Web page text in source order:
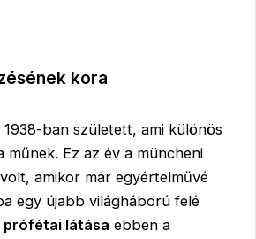
kora
ban született, ami különös
műnek. Ez az év a müncheni
amikor már egyértelművé
egy újabb világháború felé
prófétai látása ebben a